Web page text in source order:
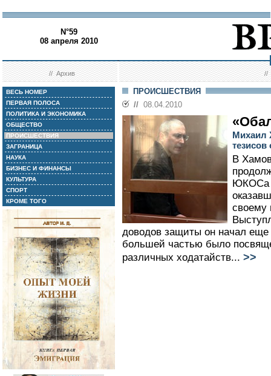
N°59
08 апреля 2010
//Архив //
ВЕСЬ НОМЕР
ПЕРВАЯ ПОЛОСА
ПОЛИТИКА И ЭКОНОМИКА
ОБЩЕСТВО
ПРОИСШЕСТВИЯ
ЗАГРАНИЦА
НАУКА
БИЗНЕС И ФИНАНСЫ
КУЛЬТУРА
СПОРТ
КРОМЕ ТОГО
ПРОИСШЕСТВИЯ
// 08.04.2010
Михаил
тезисов
В
ЮКОСа
своему
доводов защиты он начал еще
большей частью было
различных ходатайств... >>